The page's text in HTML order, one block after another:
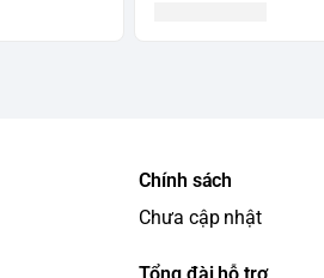
Chính sách
Chưa cập nhật